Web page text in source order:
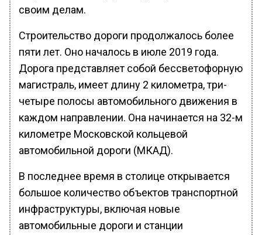
своим делам.
Строительство дороги продолжалось более
пяти лет. Оно началось в июле 2019 года.
Дорога представляет собой бессветофорную
магистраль, имеет длину 2 километра, три-
четыре полосы автомобильного движения в
каждом направлении. Она начинается на 32-м
километре Московской кольцевой
автомобильной дороги (МКАД).
В последнее время в столице открывается
большое количество объектов транспортной
инфраструктуры, включая новые
автомобильные дороги и станции